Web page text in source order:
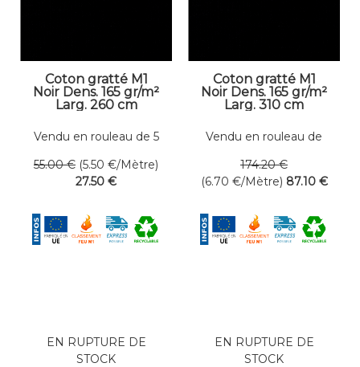
Coton gratté M1
Noir Dens. 165 gr/m²
Larg. 260 cm
Vendu en rouleau de 5
55.00 € (5.50 €/Mètre)
27.50 €
EN RUPTURE DE
STOCK
Coton gratté M1
Noir Dens. 165 gr/m²
Larg. 310 cm
Vendu en rouleau de
174.20 €
(6.70 €/Mètre) 87.10 €
EN RUPTURE DE
STOCK